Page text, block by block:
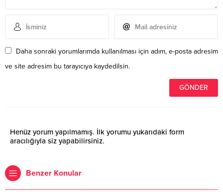
Daha sonraki yorumlarımda kullanılması için adım, e-posta adresim
ve site adresim bu tarayıcıya kaydedilsin.
Henüz yorum yapılmamış. İlk yorumu yukarıdaki form
aracılığıyla siz yapabilirsiniz.
Benzer Konular